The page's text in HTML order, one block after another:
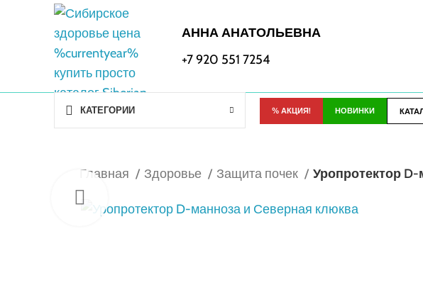
АННА АНАТОЛЬЕВНА
+7 920 551 7254
КАТЕГОРИИ % АКЦИЯ! НОВИНКИ
Главная Здоровье Защита почек Уропротектор